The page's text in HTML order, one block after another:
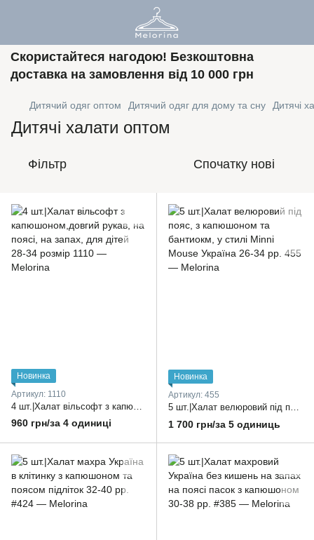
Скористайтеся нагодою! Безкоштовна
доставка на замовлення від 10 000 грн
Дитячий одяг оптом Дитячий одяг для дому та сну Дитячі
Дитячі халати оптом
Фільтр Спочатку нові
Новинка
Артикул: 1110
960 грн/за 4 одиниці
Новинка
Артикул: 455
5 шт.|Халат велюровий під пояс, з капюшоном та бантиокм, у стилі Minni Mouse Україна 26-34 рр.
1 700 грн/за 5 одиниць